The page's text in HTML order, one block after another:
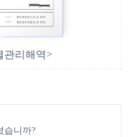
관리해역>
습니까?